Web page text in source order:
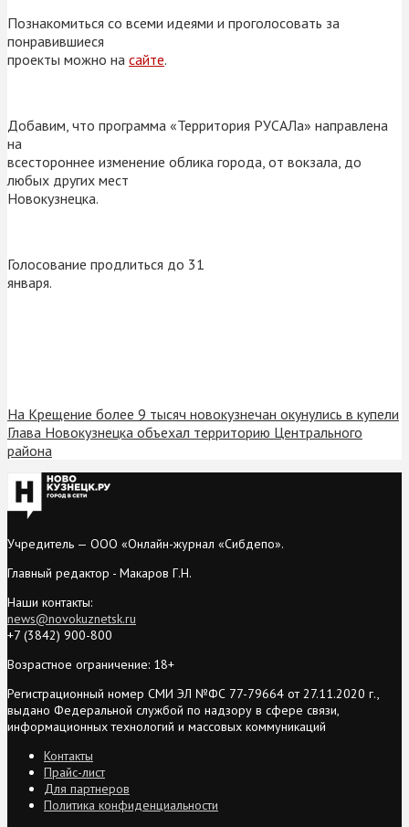
Познакомиться со всеми идеями и проголосовать за
понравившиеся
проекты можно на сайте.
Добавим, что программа «Территория РУСАЛа» направлена
на
всестороннее изменение облика города, от вокзала, до
любых других мест
Новокузнецка.
Голосование продлиться до 31
января.
На Крещение более 9 тысяч новокузнечан окунулись в купели
Глава Новокузнецка объехал территорию Центрального
района
Учредитель — ООО «Онлайн-журнал «Сибдепо».
Главный редактор - Макаров Г.Н.
Наши контакты:
news@novokuznetsk.ru
+7 (3842) 900-800
Возрастное ограничение: 18+
Регистрационный номер СМИ ЭЛ №ФС 77-79664 от 27.11.2020 г.,
выдано Федеральной службой по надзору в сфере связи,
информационных технологий и массовых коммуникаций
Контакты
Прайс-лист
Для партнеров
Политика конфиденциальности